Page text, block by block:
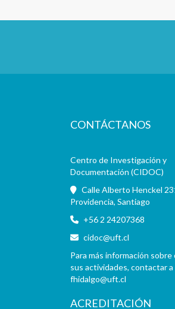
CONTÁCTANOS
Centro de Investigación y
Documentación (CIDOC)
Calle Alberto Henckel
Providencia, Santiago
+56 2 24207368
cidoc@uft.cl
Para más información
sus actividades, contactar a
fhidalgo@uft.cl
ACREDITACIÓN